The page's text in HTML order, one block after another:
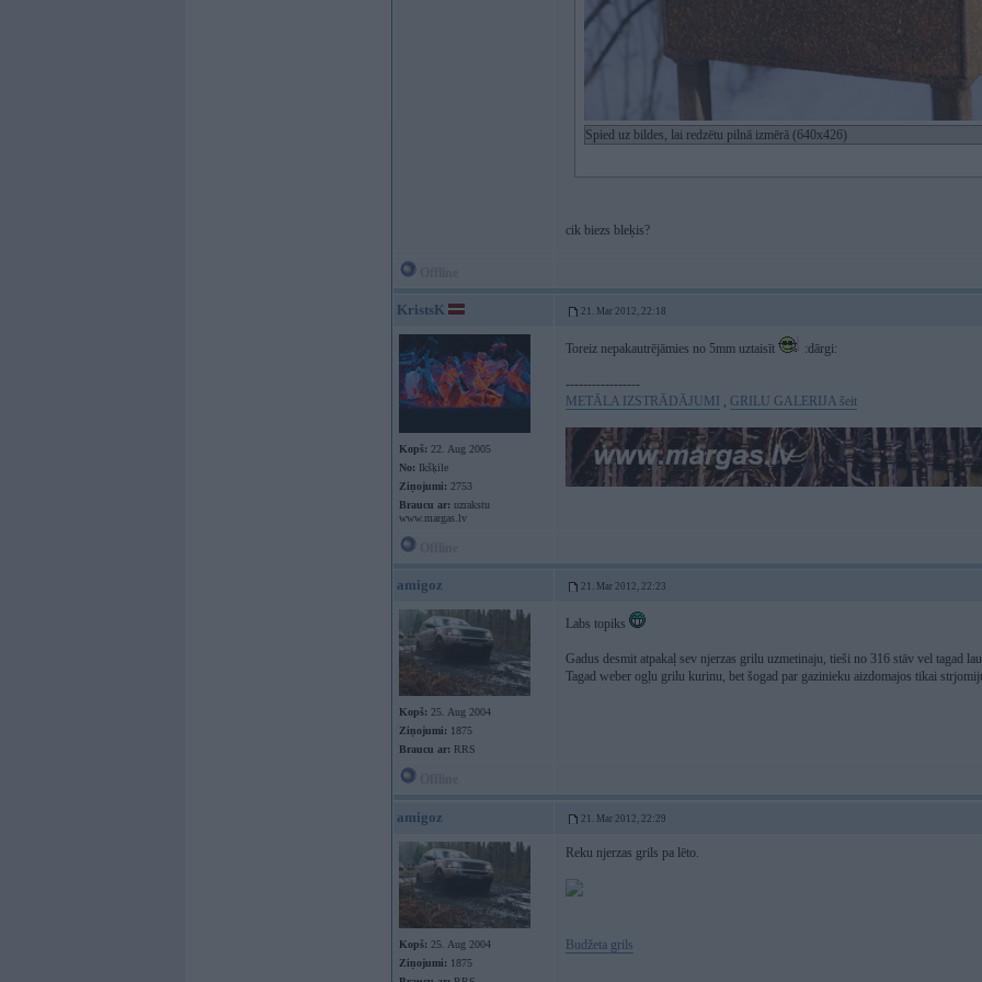
Spied uz bildes, lai redzētu pilnā izmērā (640x426)
cik biezs bleķis?
KristsK 21. Mar 2012, 22:18
Kopš: 22. Aug 2005
No: Ikšķile
Ziņojumi: 2753
Braucu ar: uzrakstu
www.margas.lv
Toreiz nepakautrējāmies no 5mm uztaisīt :dārgi:
-----------------
METĀLA IZSTRĀDĀJUMI
, GRILU GALERIJA šeit
amigoz 21. Mar 2012, 22:23
Kopš: 25. Aug 2004
Ziņojumi: 1875
Braucu ar: RRS
Labs topiks
Gadus desmit atpakaļ sev njerzas grilu uzmetinaju, tieši no 316 stāv vel tagad
Tagad weber ogļu grilu kurinu, bet šogad par gazinieku aizdomajos tikai
amigoz 21. Mar 2012, 22:29
Kopš: 25. Aug 2004
Ziņojumi: 1875
Reku njerzas grils pa lēto.
Budžeta grils